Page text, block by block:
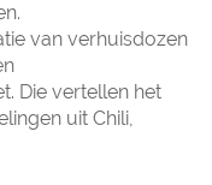
van verhuisdozen
Die vertellen het
uit Chili,